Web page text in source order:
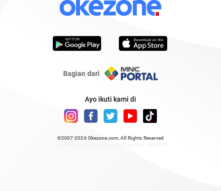
Bagian dari
Ayo ikuti kami di
©2007-2026 Okezone.com , All Rights Reserved